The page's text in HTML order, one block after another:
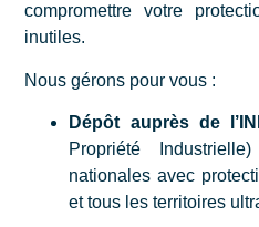
compromettre votre
inutiles.
Nous gérons pour vous :
Dépôt auprès de l’
Propriété
nationales avec
et tous les territoires